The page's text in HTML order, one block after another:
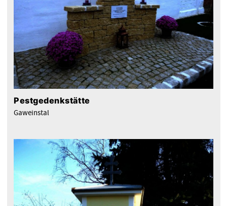
Pestgedenkstätte
Gaweinstal